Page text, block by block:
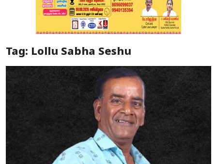
Special Story
Business
Tag: Lollu Sabha Seshu